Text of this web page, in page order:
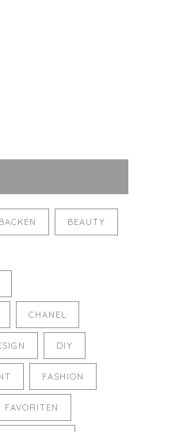
BACKEN BEAUTY
CHANEL
DIY
FASHION
FAVORITEN